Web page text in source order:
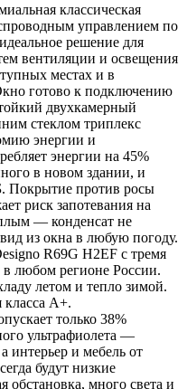
классическая
управлением по
решение для
вентиляции и освещения
местах и в
готово к подключению
двухкамерный
стеклом триплекс
энергии и
энергии на 45%
в новом здании, и
Покрытие против росы
риск запотевания на
— конденсат не
из окна в любую погоду.
R69G H2EF с тремя
в любом регионе России.
летом и тепло зимой.
класса A+.
только 38%
ультрафиолета —
интерьер и мебель от
будут низкие
обстановка, много света и